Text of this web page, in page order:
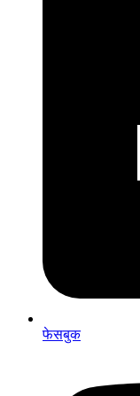
फेसबुक